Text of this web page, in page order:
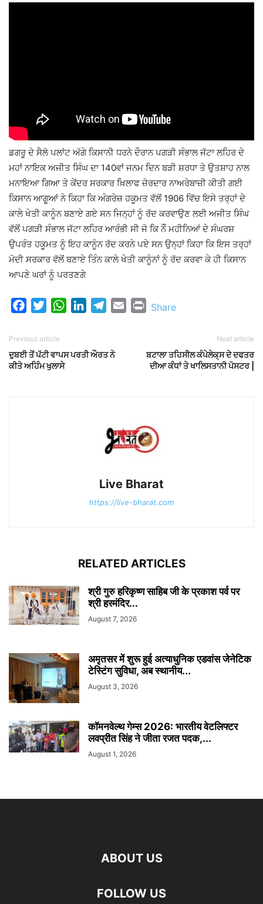
ਡਗਰੂ ਦੇ ਸੈਲੋ ਪਲਾਂਟ ਅੱਗੇ ਕਿਸਾਨੀ ਧਰਨੇ ਦੌਰਾਨ ਪਗੜੀ ਸੰਭਾਲ ਜੱਟਾ ਲਹਿਰ ਦੇ
ਮਹਾਂ ਨਾਇਕ ਅਜੀਤ ਸਿੰਘ ਦਾ 140ਵਾਂ ਜਨਮ ਦਿਨ ਬੜੀ ਸ਼ਰਧਾ ਤੇ ਉਤਸ਼ਾਹ ਨਾਲ
ਮਨਾਇਆ ਗਿਆ ਤੇ ਕੇਂਦਰ ਸਰਕਾਰ ਖ਼ਿਲਾਫ ਜ਼ੋਰਦਾਰ ਨਾਅਰੇਬਾਜ਼ੀ ਕੀਤੀ ਗਈ
ਕਿਸਾਨ ਆਗੂਆਂ ਨੇ ਕਿਹਾ ਕਿ ਅੰਗਰੇਜ਼ ਹਕੂਮਤ ਵੱਲੋਂ 1906 ਵਿੱਚ ਇਸੇ ਤਰ੍ਹਾਂ ਦੇ
ਕਾਲੇ ਖੇਤੀ ਕਾਨੂੰਨ ਬਣਾਏ ਗਏ ਸਨ ਜਿਨ੍ਹਾਂ ਨੂੰ ਰੱਦ ਕਰਵਾਉਣ ਲਈ ਅਜੀਤ ਸਿੰਘ
ਵੱਲੋਂ ਪਗੜੀ ਸੰਭਾਲ ਜੱਟਾ ਲਹਿਰ ਆਰੰਭੀ ਸੀ ਜੋ ਕਿ ਨੌੰ ਮਹੀਨਿਆਂ ਦੇ ਸੰਘਰਸ਼
ਉਪਰੰਤ ਹਕੂਮਤ ਨੂੰ ਇਹ ਕਾਨੂੰਨ ਰੱਦ ਕਰਨੇ ਪਏ ਸਨ ਉਨ੍ਹਾਂ ਕਿਹਾ ਕਿ ਇਸ ਤਰ੍ਹਾਂ
ਮੋਦੀ ਸਰਕਾਰ ਵੱਲੋਂ ਬਣਾਏ ਤਿੰਨ ਕਾਲੇ ਖੇਤੀ ਕਾਨੂੰਨਾਂ ਨੂੰ ਰੱਦ ਕਰਵਾ ਕੇ ਹੀ ਕਿਸਾਨ
ਆਪਣੇ ਘਰਾਂ ਨੂੰ ਪਰਤਣਗੇ
FacebookTwitterWhatsAppLinkedInTelegram
Email Print
Share
Previous article
ਦੁਬਈ ਤੋਂ ਪੱਟੀ ਵਾਪਸ ਪਰਤੀ ਔਰਤ ਨੇ
ਕੀਤੇ ਅਹਿੰਮ ਖੁਲਾਸੇ
Next article
ਬਟਾਲਾ ਤਹਿਸੀਲ ਕੰਪੇਲੇਕ੍ਸ ਦੇ ਦਫਤਰ
ਦੀਆ ਕੰਧਾਂ ਤੇ ਖਾਲਿਸਤਾਨੀ ਪੋਸਟਰ |
Live Bharat
https://live-bharat.com
RELATED ARTICLES
श्री गुरु हरिकृष्ण साहिब जी के प्रकाश पर्व पर
श्री हरमंदिर...
August 7, 2026
अमृतसर में शुरू हुई अत्याधुनिक एडवांस जेनेटिक
टेस्टिंग सुविधा, अब स्थानीय...
August 3, 2026
कॉमनवेल्थ गेम्स 2026: भारतीय वेटलिफ्टर
लवप्रीत सिंह ने जीता रजत पदक,...
August 1, 2026
ABOUT US
FOLLOW US